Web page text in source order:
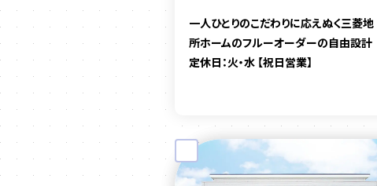
一人ひとりのこだわりに応えぬく三菱地
所ホームのフルーオーダーの自由設計
定休日：火・水 【祝日営業】